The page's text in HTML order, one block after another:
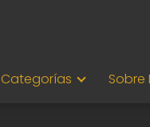
Categorías Sobre